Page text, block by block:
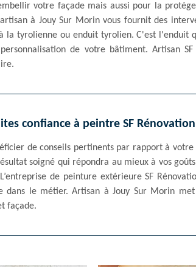
votre façade mais aussi pour la
à Jouy Sur Morin vous fournit des
la tyrolienne ou enduit tyrolien. C'est l'enduit
de votre bâtiment. Artisan
confiance à peintre SF Rénovation
de conseils pertinents par rapport à
soigné qui répondra au mieux à vos
de peinture extérieure SF
dans le métier. Artisan à Jouy Sur Morin
façade.